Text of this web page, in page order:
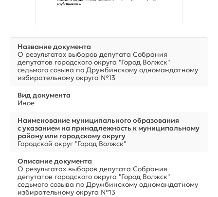
Название документа
О результатах выборов депутата Собрания
депутатов городского округа "Город Волжск"
седьмого созыва по Дружбинскому одномандатному
избирательному округа №13
Вид документа
Иное
Наименование муниципального образования
с указанием на принадлежность к муниципальному
району или городскому округу
Городской округ "Город Волжск"
Описание документа
О результатах выборов депутата Собрания
депутатов городского округа "Город Волжск"
седьмого созыва по Дружбинскому одномандатному
избирательному округа №13